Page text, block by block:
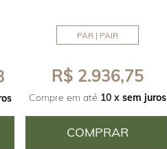
PAR | PAIR
R$ 2.936,75
Compre em até 10 x sem juros
COMPRAR